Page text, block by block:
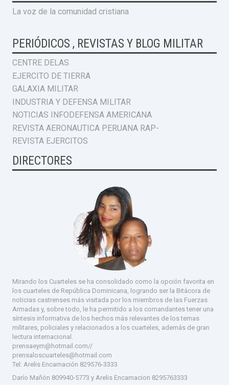
La voz de la comunidad cristiana
PERIÓDICOS , REVISTAS Y BLOG MILITAR
CENTRE DELAS
EJERCITO DE TIERRA
GALAXIA MILITAR
INDUSTRIA Y DEFENSA MILITAR
NOTICIAS INFODEFENSA AMERICANA
REVISTA AERONAUTICA PERUANA RAP-
REVISTA EJERCITOS
DIRECTORES
Mirando los Cuarteles se ha consolidado como la opción favorita en
los cuarteles de República Dominicana, logrando ser la Bitácora de
noticias castrenses más visitada por los miembros de las Fuerzas
Armadas y, sobre todo, le ha permitido a los comandantes tener una
síntesis informativa de los hechos más relevantes de los temas
militares, policiales y relacionados a los cuarteles, además de gran
lectura internacional.
prensaeym@hotmail.com//
prensaloscuarteles@hotmail.com
Tel: Arelis Encarnación 829576-3333
Darío Mañón 809940-5773 y Arelis Encarnacion 8295763333